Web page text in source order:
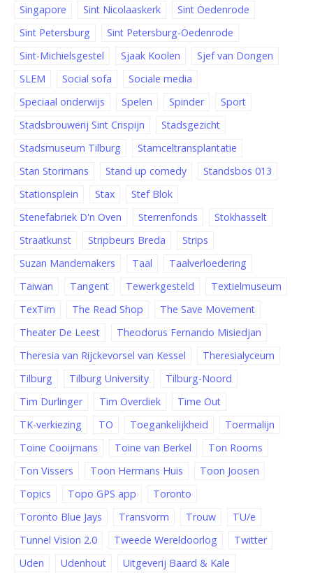
Singapore
Sint Nicolaaskerk
Sint Oedenrode
Sint Petersburg
Sint Petersburg-Oedenrode
Sint-Michielsgestel
Sjaak Koolen
Sjef van Dongen
SLEM
Social sofa
Sociale media
Speciaal onderwijs
Spelen Spinder
Sport
Stadsbrouwerij Sint Crispijn
Stadsgezicht
Stadsmuseum Tilburg
Stamceltransplantatie
Stan Storimans
Stand up comedy
Standsbos 013
Stationsplein
Stax
Stef Blok
Stenefabriek D'n Oven
Sterrenfonds
Stokhasselt
Straatkunst
Stripbeurs Breda
Strips
Suzan Mandemakers
Taal
Taalverloedering
Taiwan
Tangent Tewerkgesteld
Textielmuseum
TexTim
The Read Shop
The Save Movement
Theater De Leest
Theodorus Fernando Misiedjan
Theresia van Rijckevorsel van Kessel
Theresialyceum
Tilburg
Tilburg University
Tilburg-Noord
Tim Durlinger
Tim Overdiek
Time Out
TK-verkiezing
TO Toegankelijkheid
Toermalijn
Toine Cooijmans
Toine van Berkel
Ton Rooms
Ton Vissers
Toon Hermans Huis
Toon Joosen
Topics
Topo GPS app
Toronto
Toronto Blue Jays
Transvorm Trouw
TU/e
Tunnel Vision 2.0
Tweede Wereldoorlog
Twitter
Uden
Udenhout
Uitgeverij Baard & Kale